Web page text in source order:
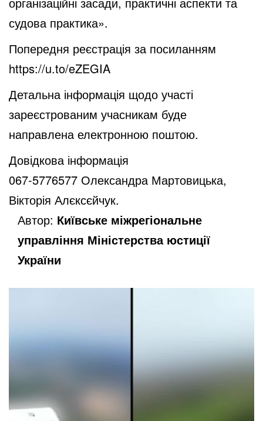
судова практика».
Попередня реєстрація за посиланням
https://u.to/eZEGIA
Детальна інформація щодо участі
зареєстрованим учасникам буде
направлена електронною поштою.
Довідкова інформація
067-5776577 Олександра Мартовицька,
Вікторія Алєксєйчук.
Автор: Київське міжрегіональне
управління Міністерства юстиції
України